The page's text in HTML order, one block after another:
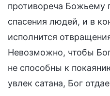
противореча Божьему
спасения людей, и в
исполнится
Невозможно, чтобы
не способны к
увлек сатана, Бог